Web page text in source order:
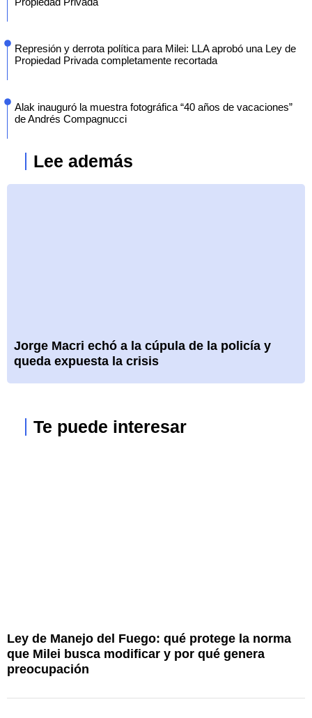
Represión y derrota política para Milei: LLA aprobó una Ley de
Propiedad Privada completamente recortada
Alak inauguró la muestra fotográfica “40 años de vacaciones”
de Andrés Compagnucci
Lee además
Jorge Macri echó a la cúpula de la policía y
queda expuesta la crisis
Te puede interesar
Ley de Manejo del Fuego: qué protege la norma
que Milei busca modificar y por qué genera
preocupación